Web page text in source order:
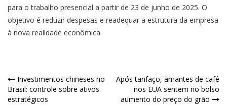
para o trabalho presencial a partir de 23 de junho de 2025. O
objetivo é reduzir despesas e readequar a estrutura da empresa
à nova realidade econômica.
Navegação
de
Investimentos chineses no
Brasil: controle sobre ativos
estratégicos
Após tarifaço, amantes de café
nos EUA sentem no bolso
aumento do preço do grão